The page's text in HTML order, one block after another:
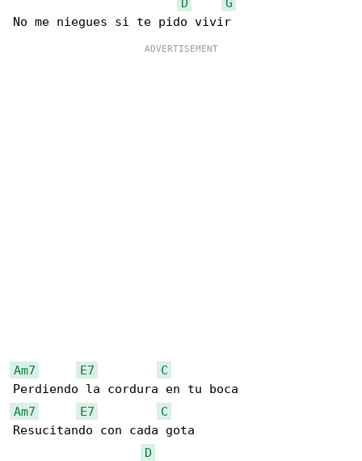
Am7 E7
C
Am7
E7
C
Resucitando con cada gota
D